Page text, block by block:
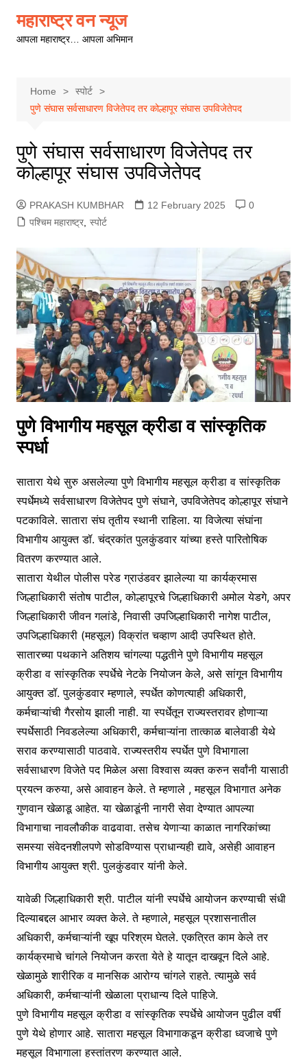
content
महाराष्ट्र वन न्यूज
आपला महाराष्ट्र… आपला अभिमान
Home
स्पोर्ट
पुणे संघास सर्वसाधारण विजेतेपद तर कोल्हापूर संघास उपविजेतेपद
पुणे संघास सर्वसाधारण विजेतेपद तर
कोल्हापूर संघास उपविजेतेपद
PRAKASH KUMBHAR 12 February 2025
0
पश्चिम महाराष्ट्र, स्पोर्ट
पुणे विभागीय महसूल क्रीडा व सांस्कृतिक
स्पर्धा
सातारा येथे सुरु असलेल्या पुणे विभागीय महसूल क्रीडा व सांस्कृतिक
स्पर्धेमध्ये सर्वसाधारण विजेतेपद पुणे संघाने, उपविजेतेपद कोल्हापूर संघाने
पटकाविले. सातारा संघ तृतीय स्थानी राहिला. या विजेत्या संघांना
विभागीय आयुक्त डॉ. चंद्रकांत पुलकुंडवार यांच्या हस्ते पारितोषिक
वितरण करण्यात आले.
सातारा येथील पोलीस परेड ग्राउंडवर झालेल्या या कार्यक्रमास
जिल्हाधिकारी संतोष पाटील, कोल्हापूरचे जिल्हाधिकारी अमोल येडगे, अपर
जिल्हाधिकारी जीवन गलांडे, निवासी उपजिल्हाधिकारी नागेश पाटील,
उपजिल्हाधिकारी (महसूल) विक्रांत चव्हाण आदी उपस्थित होते.
सातारच्या पथकाने अतिशय चांगल्या पद्धतीने पुणे विभागीय महसूल
क्रीडा व सांस्कृतिक स्पर्धेचे नेटके नियोजन केले, असे सांगून विभागीय
आयुक्त डॉ. पुलकुंडवार म्हणाले, स्पर्धेत कोणत्याही अधिकारी,
कर्मचाऱ्यांची गैरसोय झाली नाही. या स्पर्धेतून राज्यस्तरावर होणाऱ्या
स्पर्धेसाठी निवडलेल्या अधिकारी, कर्मचाऱ्यांना तात्काळ बालेवाडी येथे
सराव करण्यासाठी पाठवावे. राज्यस्तरीय स्पर्धेत पुणे विभागाला
सर्वसाधारण विजेते पद मिळेल असा विश्वास व्यक्त करुन सर्वांनी यासाठी
प्रयत्न करुया, असे आवाहन केले. ते म्हणाले , महसूल विभागात अनेक
गुणवान खेळाडू आहेत. या खेळाडूंनी नागरी सेवा देण्यात आपल्या
विभागाचा नावलौकीक वाढवावा. तसेच येणाऱ्या काळात नागरिकांच्या
समस्या संवेदनशीलपणे सोडविण्यास प्राधान्यही द्यावे, असेही आवाहन
विभागीय आयुक्त श्री. पुलकुंडवार यांनी केले.
यावेळी जिल्हाधिकारी श्री. पाटील यांनी स्पर्धेचे आयोजन करण्याची संधी
दिल्याबद्दल आभार व्यक्त केले. ते म्हणाले, महसूल प्रशासनातील
अधिकारी, कर्मचाऱ्यांनी खूप परिश्रम घेतले. एकत्रित काम केले तर
कार्यक्रमाचे चांगले नियोजन करता येते हे यातून दाखवून दिले आहे.
खेळामुळे शारीरिक व मानसिक आरोग्य चांगले राहते. त्यामुळे सर्व
अधिकारी, कर्मचाऱ्यांनी खेळाला प्राधान्य दिले पाहिजे.
पुणे विभागीय महसूल क्रीडा व सांस्कृतिक स्पर्धेचे आयोजन पुढील वर्षी
पुणे येथे होणार आहे. सातारा महसूल विभागाकडून क्रीडा ध्वजाचे पुणे
महसूल विभागाला हस्तांतरण करण्यात आले.